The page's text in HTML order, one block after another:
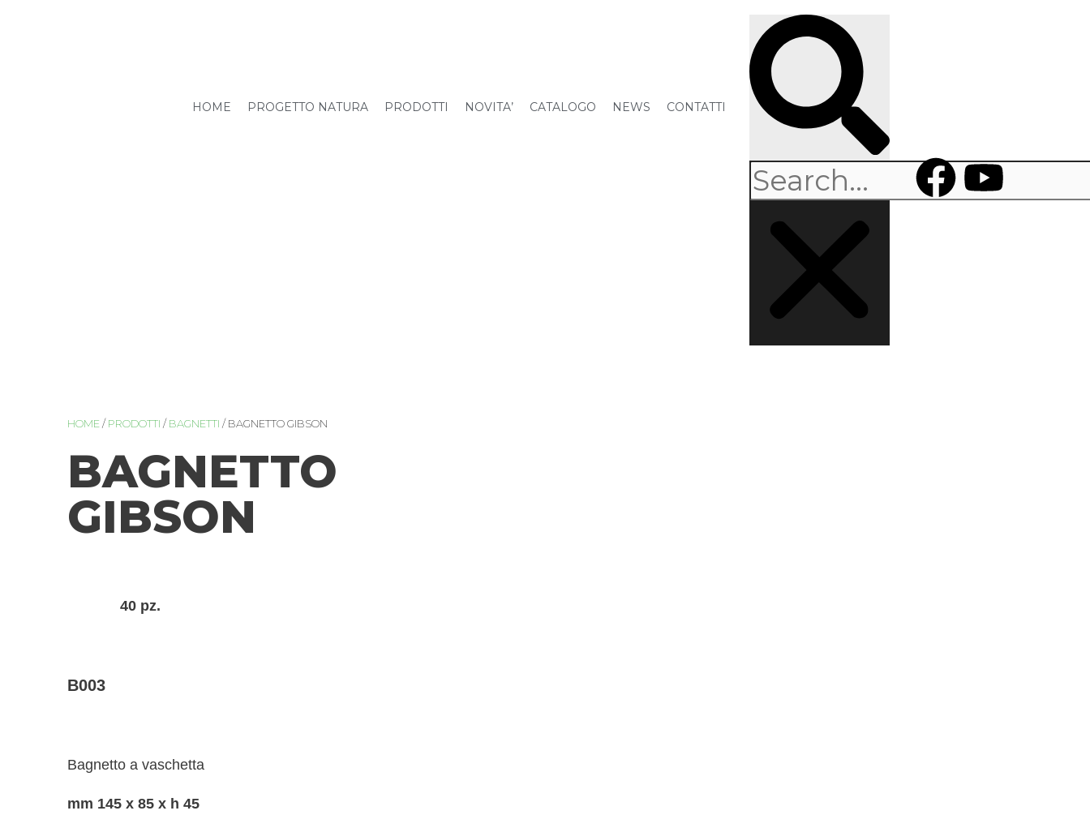
HOME PROGETTO NATURA PRODOTTI NOVITA’ CATALOGO NEWS CONTATTI
HOME/ PRODOTTI / BAGNETTI / BAGNETTO GIBSON
BAGNETTO
GIBSON
40 pz.
B003
Bagnetto a vaschetta
mm 145 x 85 x h 45